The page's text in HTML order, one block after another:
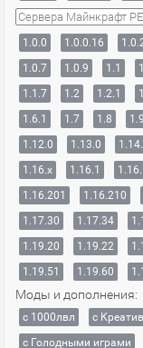
Сервера Майнкрафт PE
1.0.0
1.0.0.16
1.0.7
1.0.9 1.1
1.1.7
1.2 1.2.1
1.6.1
1.7 1.8 1.9
1.12.0
1.13.0
1.16.x
1.16.1
1.16.201
1.16.210
1.17.30
1.17.34
1.19.20
1.19.22
1.19.51
1.19.60
Моды и дополнения:
с 1000лвл c
с Голодными играми